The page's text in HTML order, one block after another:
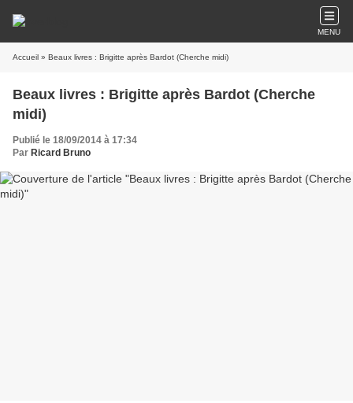
MENU
Accueil » Beaux livres : Brigitte après Bardot (Cherche midi)
Beaux livres : Brigitte après Bardot (Cherche
midi)
Publié le 18/09/2014 à 17:34
Par Ricard Bruno